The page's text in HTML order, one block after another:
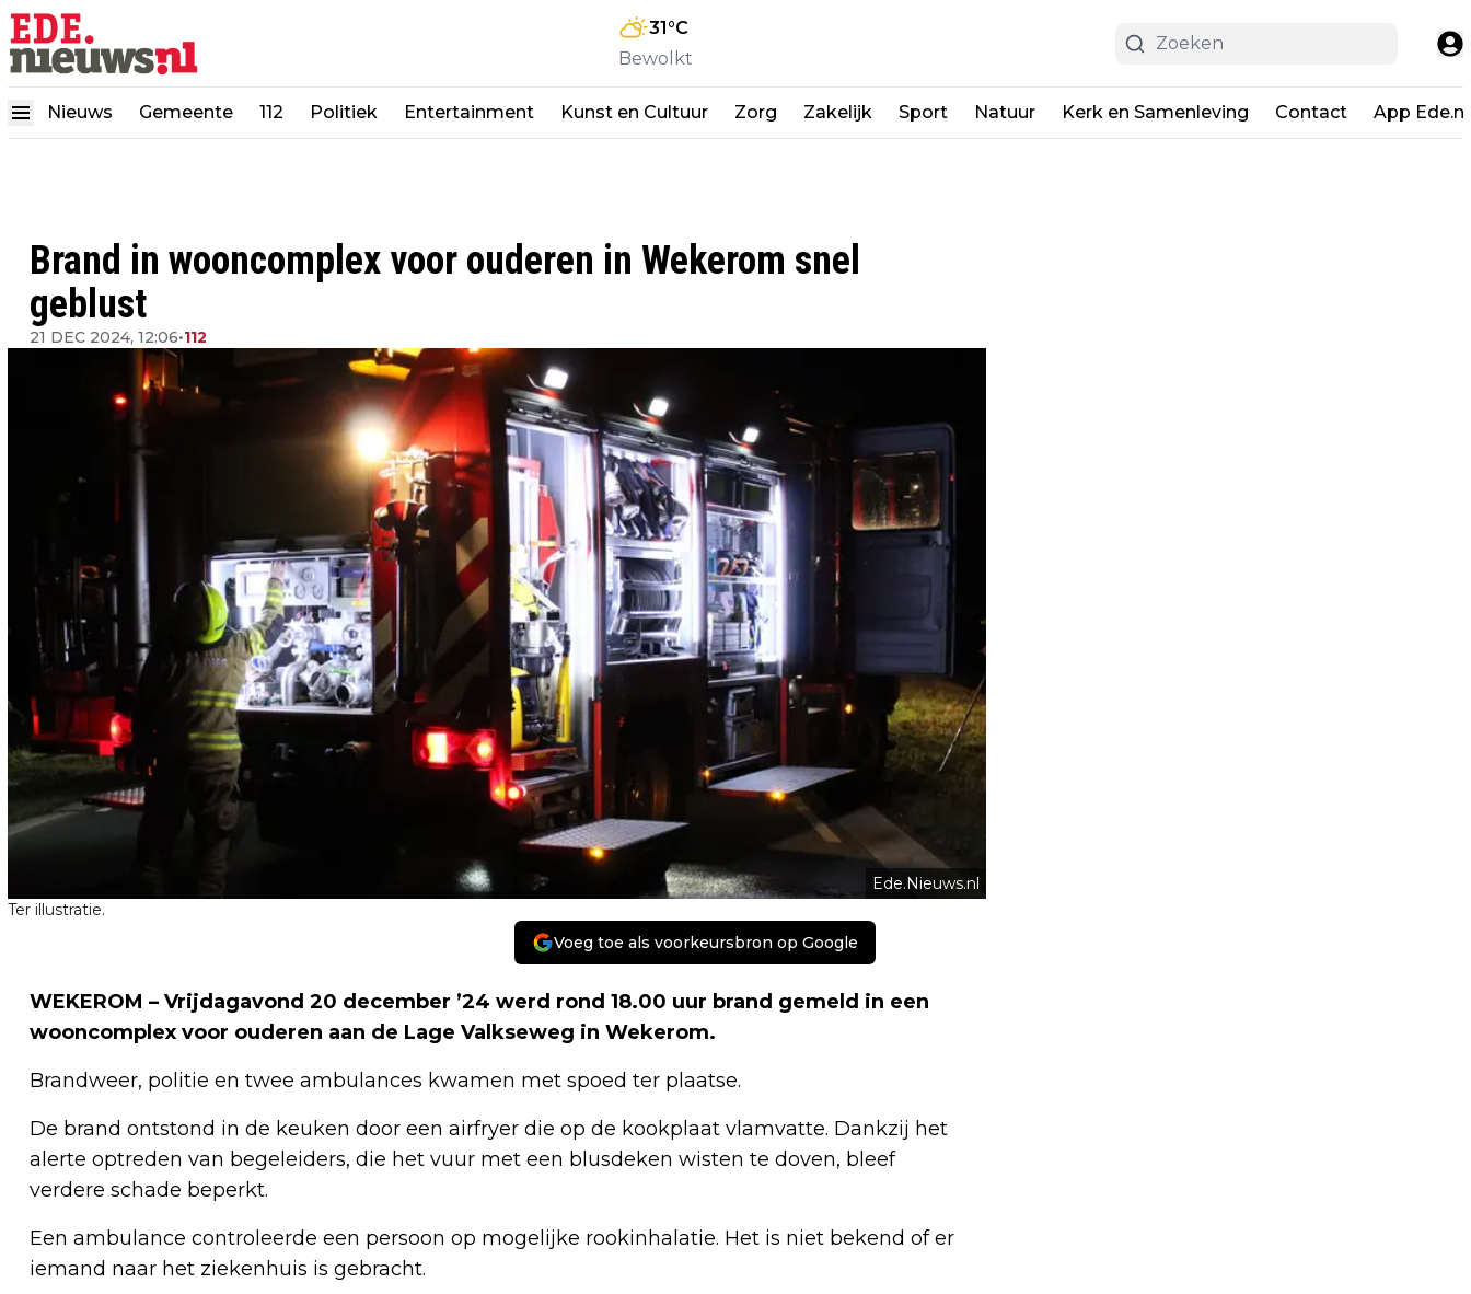
31°C
Bewolkt
Nieuws Gemeente 112 Politiek Entertainment Kunst en Cultuur Zorg Zakelijk Sport Natuur Kerk en Samenleving Contact App
Brand in wooncomplex voor ouderen in Wekerom snel
geblust
21 DEC 2024, 12:06•112
Ede.Nieuws.nl
Ter illustratie.
Voeg toe als voorkeursbron op Google
WEKEROM – Vrijdagavond 20 december ’24 werd rond 18.00 uur brand gemeld in een
wooncomplex voor ouderen aan de Lage Valkseweg in Wekerom.
Brandweer, politie en twee ambulances kwamen met spoed ter plaatse.
De brand ontstond in de keuken door een airfryer die op de kookplaat vlamvatte. Dankzij het
alerte optreden van begeleiders, die het vuur met een blusdeken wisten te doven, bleef
verdere schade beperkt.
Een ambulance controleerde een persoon op mogelijke rookinhalatie. Het is niet bekend of er
iemand naar het ziekenhuis is gebracht.